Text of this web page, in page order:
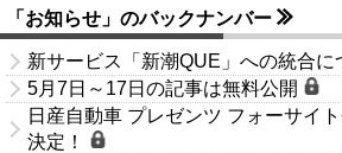
「お知らせ」のバックナンバー
新サービス「新潮QUE」への統合に
5月7日～17日の記事は無料公開
日産自動車 プレゼンツ フォーサイ
決定！